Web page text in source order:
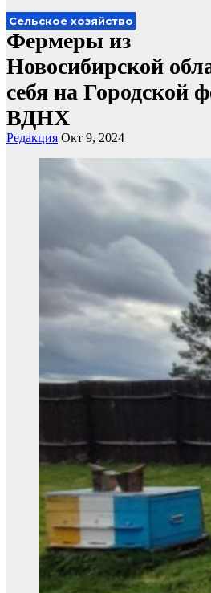
Сельское хозяйство
Фермеры из
Новосибирской
себя на Городской
ВДНХ
Редакция Окт 9, 2024